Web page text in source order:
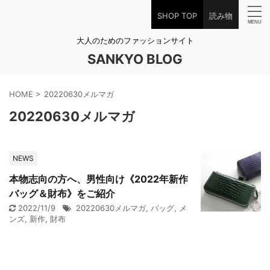
SHOP TOP 読み物
大人のためのファッションサイト
SANKYO BLOG
HOME > 20220630メルマガ
20220630メルマガ
NEWS
本物志向の方へ、男性向け《2022年新作
バッグ＆財布》をご紹介
2022/11/9 20220630メルマガ, バッグ, メ
ンズ, 新作, 財布